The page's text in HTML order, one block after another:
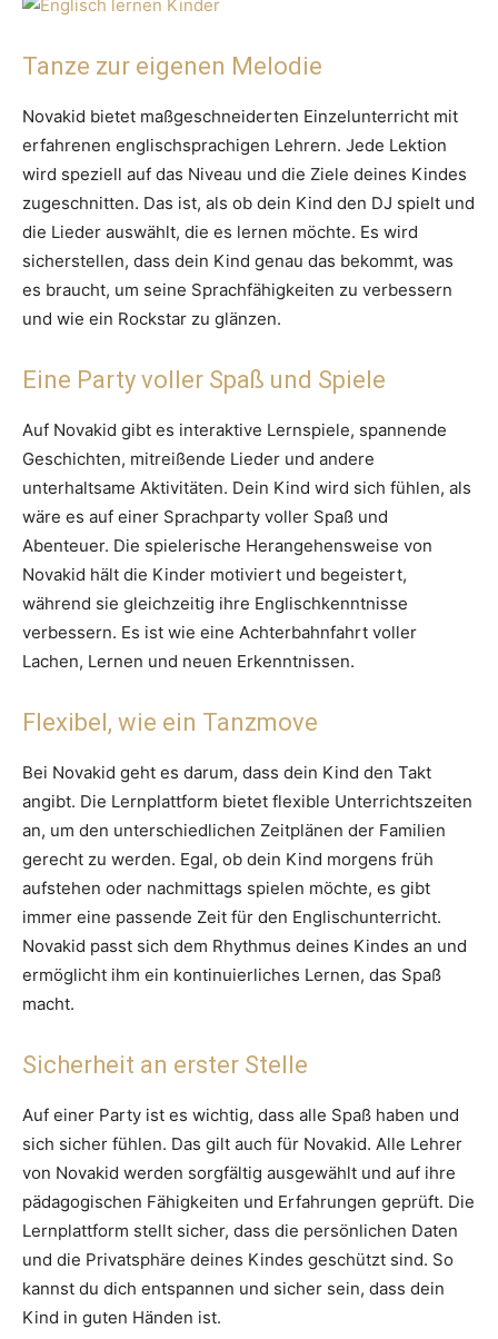
Tanze zur eigenen Melodie
Novakid bietet maßgeschneiderten Einzelunterricht mit
erfahrenen englischsprachigen Lehrern. Jede Lektion
wird speziell auf das Niveau und die Ziele deines Kindes
zugeschnitten. Das ist, als ob dein Kind den DJ spielt und
die Lieder auswählt, die es lernen möchte. Es wird
sicherstellen, dass dein Kind genau das bekommt, was
es braucht, um seine Sprachfähigkeiten zu verbessern
und wie ein Rockstar zu glänzen.
Eine Party voller Spaß und Spiele
Auf Novakid gibt es interaktive Lernspiele, spannende
Geschichten, mitreißende Lieder und andere
unterhaltsame Aktivitäten. Dein Kind wird sich fühlen, als
wäre es auf einer Sprachparty voller Spaß und
Abenteuer. Die spielerische Herangehensweise von
Novakid hält die Kinder motiviert und begeistert,
während sie gleichzeitig ihre Englischkenntnisse
verbessern. Es ist wie eine Achterbahnfahrt voller
Lachen, Lernen und neuen Erkenntnissen.
Flexibel, wie ein Tanzmove
Bei Novakid geht es darum, dass dein Kind den Takt
angibt. Die Lernplattform bietet flexible Unterrichtszeiten
an, um den unterschiedlichen Zeitplänen der Familien
gerecht zu werden. Egal, ob dein Kind morgens früh
aufstehen oder nachmittags spielen möchte, es gibt
immer eine passende Zeit für den Englischunterricht.
Novakid passt sich dem Rhythmus deines Kindes an und
ermöglicht ihm ein kontinuierliches Lernen, das Spaß
macht.
Sicherheit an erster Stelle
Auf einer Party ist es wichtig, dass alle Spaß haben und
sich sicher fühlen. Das gilt auch für Novakid. Alle Lehrer
von Novakid werden sorgfältig ausgewählt und auf ihre
pädagogischen Fähigkeiten und Erfahrungen geprüft. Die
Lernplattform stellt sicher, dass die persönlichen Daten
und die Privatsphäre deines Kindes geschützt sind. So
kannst du dich entspannen und sicher sein, dass dein
Kind in guten Händen ist.